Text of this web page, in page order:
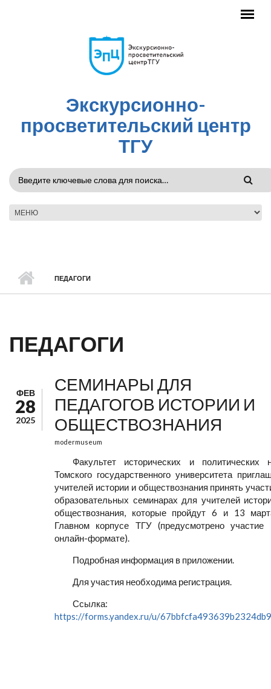
Экскурсионно-
просветительский центр
ТГУ
ФОРМА
ПОИСКА
ПЕДАГОГИ
ПЕДАГОГИ
ФЕВ
28
2025
СЕМИНАРЫ ДЛЯ
ПЕДАГОГОВ ИСТОРИИ И
ОБЩЕСТВОЗНАНИЯ
modermuseum
Факультет исторических и политических
Томского государственного университета
учителей истории и обществознания принять
образовательных семинарах для учителей
обществознания, которые пройдут 6 и 13
Главном корпусе ТГУ (предусмотрено
онлайн-формате).
Подробная информация в приложении.
Для участия необходима регистрация.
Ссылка:
https://forms.yandex.ru/u/